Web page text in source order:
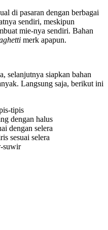
di pasaran dengan berbagai
sendiri, meskipun
mie-nya sendiri. Bahan
merk apapun.
selanjutnya siapkan bahan
Langsung saja, berikut ini
tipis
dengan halus
dengan selera
sesuai selera
suwir